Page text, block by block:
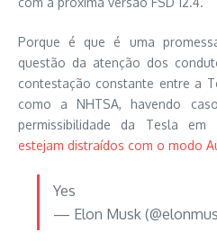
Porque é que é uma
questão da atenção dos
contestação constante entre a
como a NHTSA, havendo
permissibilidade da Tesla
estejam distraídos com o modo
Yes
— Elon Musk